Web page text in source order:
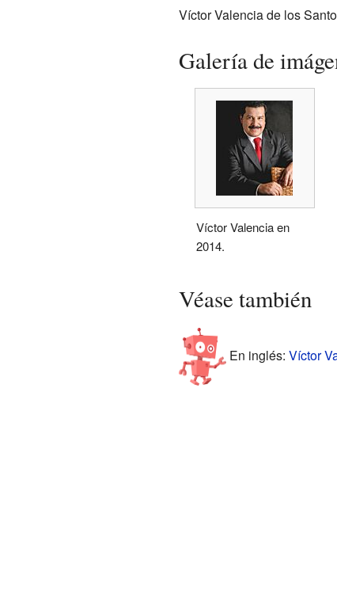
Víctor Valencia de los
Galería de
Víctor Valencia en
2014.
Véase también
En inglés: Víctor